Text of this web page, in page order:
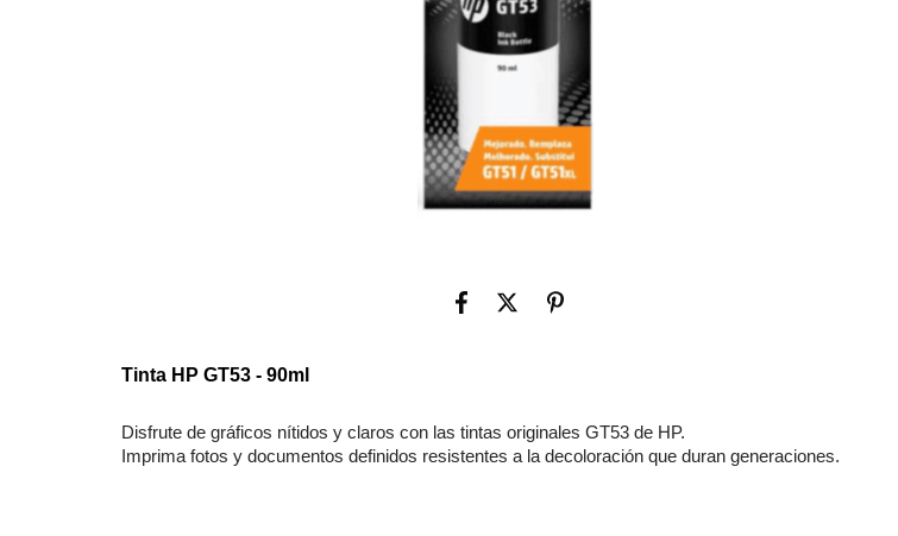
Tinta HP GT53 - 90ml
Disfrute de gráficos nítidos y claros con las tintas originales GT53 de HP.
Imprima fotos y documentos definidos resistentes a la decoloración que duran generaciones.